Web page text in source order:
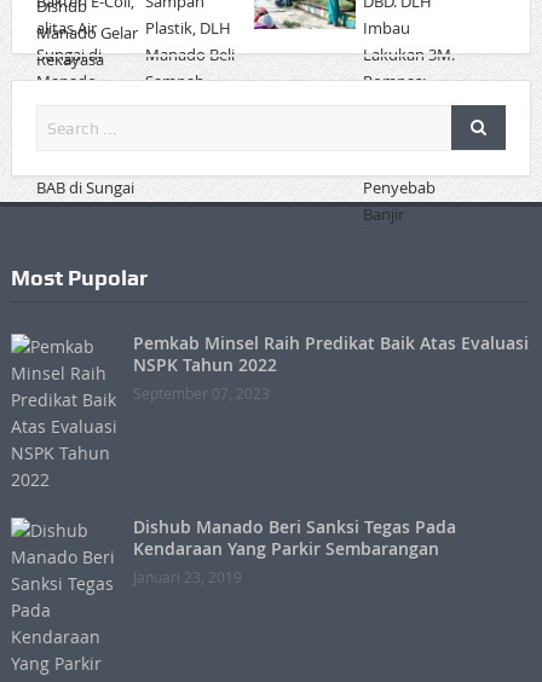
Most Pupolar
Pemkab Minsel Raih Predikat Baik Atas Evaluasi
NSPK Tahun 2022
September 07, 2023
Dishub Manado Beri Sanksi Tegas Pada
Kendaraan Yang Parkir Sembarangan
Januari 23, 2019